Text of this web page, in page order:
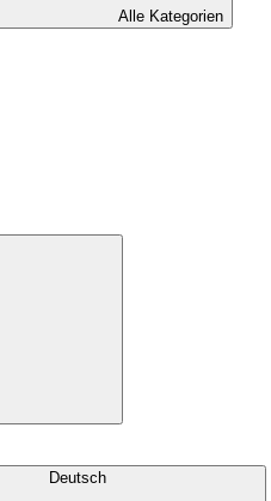
Alle Kategorien
Deutsch